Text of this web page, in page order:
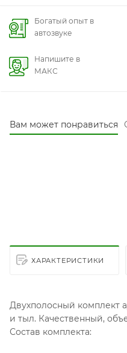
Богатый опыт в
автозвуке
Напишите в
МАКС
Вам может понравиться
ХАРАКТЕРИСТИКИ
Двухполосный комплект
и тыл. Качественный,
Состав комплекта: